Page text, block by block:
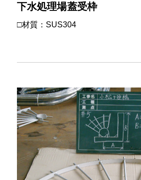
下水処理場蓋受枠
□材質：SUS304